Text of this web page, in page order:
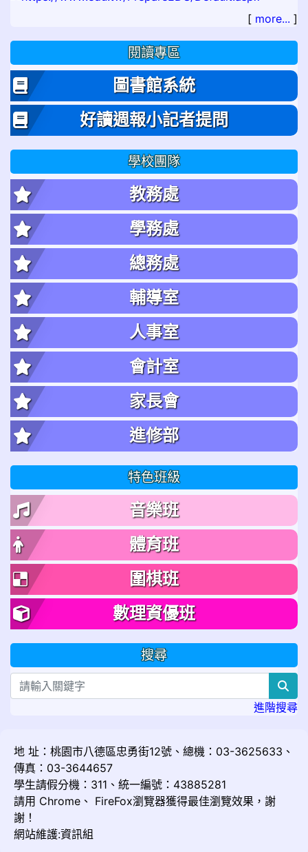
[ more... ]
閱讀專區
圖書館系統
好讀週報小記者提問
學校團隊
教務處
學務處
總務處
輔導室
人事室
會計室
家長會
進修部
特色班級
音樂班
體育班
圍棋班
數理資優班
搜尋
進階搜尋
地 址：桃園市八德區忠勇街12號、總機：03-3625633、
傳真：03-3644657
學生請假分機：311、統一編號：43885281
請用 Chrome 、 FireFox瀏覽器獲得最佳瀏覽效果，謝
謝！
網站維護:資訊組